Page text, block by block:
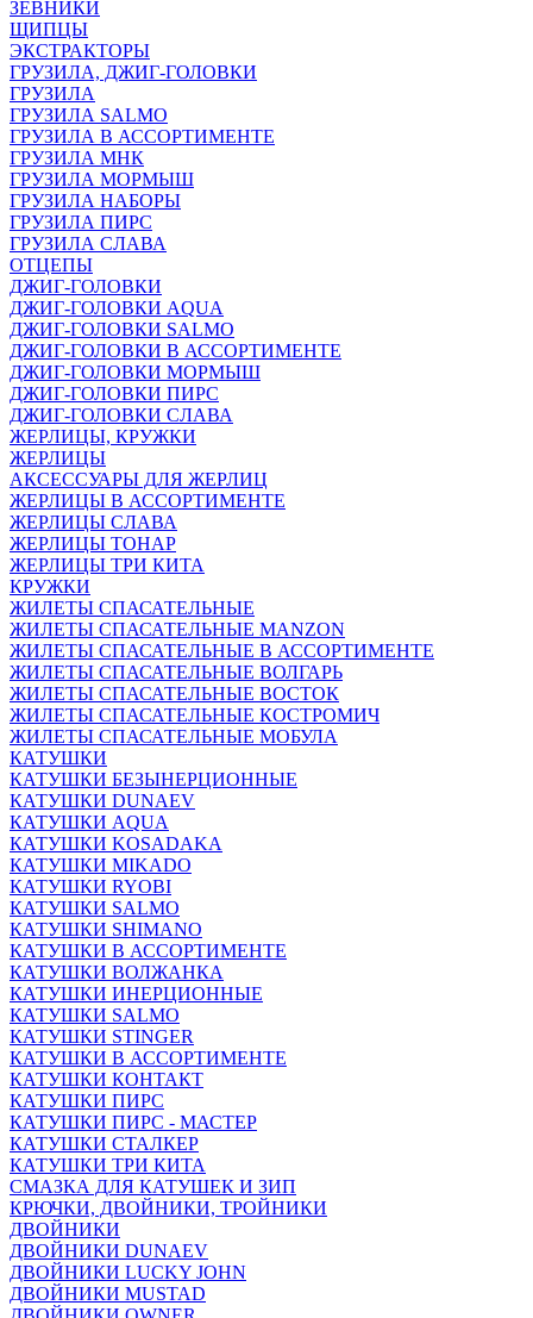
ЗЕВНИКИ
ЩИПЦЫ
ЭКСТРАКТОРЫ
ГРУЗИЛА, ДЖИГ-ГОЛОВКИ
ГРУЗИЛА
ГРУЗИЛА SALMO
ГРУЗИЛА В АССОРТИМЕНТЕ
ГРУЗИЛА МНК
ГРУЗИЛА МОРМЫШ
ГРУЗИЛА НАБОРЫ
ГРУЗИЛА ПИРС
ГРУЗИЛА СЛАВА
ОТЦЕПЫ
ДЖИГ-ГОЛОВКИ
ДЖИГ-ГОЛОВКИ AQUA
ДЖИГ-ГОЛОВКИ SALMO
ДЖИГ-ГОЛОВКИ В АССОРТИМЕНТЕ
ДЖИГ-ГОЛОВКИ МОРМЫШ
ДЖИГ-ГОЛОВКИ ПИРС
ДЖИГ-ГОЛОВКИ СЛАВА
ЖЕРЛИЦЫ, КРУЖКИ
ЖЕРЛИЦЫ
АКСЕССУАРЫ ДЛЯ ЖЕРЛИЦ
ЖЕРЛИЦЫ В АССОРТИМЕНТЕ
ЖЕРЛИЦЫ СЛАВА
ЖЕРЛИЦЫ ТОНАР
ЖЕРЛИЦЫ ТРИ КИТА
КРУЖКИ
ЖИЛЕТЫ СПАСАТЕЛЬНЫЕ
ЖИЛЕТЫ СПАСАТЕЛЬНЫЕ MANZON
ЖИЛЕТЫ СПАСАТЕЛЬНЫЕ В АССОРТИМЕНТЕ
ЖИЛЕТЫ СПАСАТЕЛЬНЫЕ ВОЛГАРЬ
ЖИЛЕТЫ СПАСАТЕЛЬНЫЕ ВОСТОК
ЖИЛЕТЫ СПАСАТЕЛЬНЫЕ КОСТРОМИЧ
ЖИЛЕТЫ СПАСАТЕЛЬНЫЕ МОБУЛА
КАТУШКИ
КАТУШКИ БЕЗЫНЕРЦИОННЫЕ
КАТУШКИ DUNAEV
КАТУШКИ AQUA
КАТУШКИ KOSADAKA
КАТУШКИ MIKADO
КАТУШКИ RYOBI
КАТУШКИ SALMO
КАТУШКИ SHIMANO
КАТУШКИ В АССОРТИМЕНТЕ
КАТУШКИ ВОЛЖАНКА
КАТУШКИ ИНЕРЦИОННЫЕ
КАТУШКИ SALMO
КАТУШКИ STINGER
КАТУШКИ В АССОРТИМЕНТЕ
КАТУШКИ КОНТАКТ
КАТУШКИ ПИРС
КАТУШКИ ПИРС - МАСТЕР
КАТУШКИ СТАЛКЕР
КАТУШКИ ТРИ КИТА
СМАЗКА ДЛЯ КАТУШЕК И ЗИП
КРЮЧКИ, ДВОЙНИКИ, ТРОЙНИКИ
ДВОЙНИКИ
ДВОЙНИКИ DUNAEV
ДВОЙНИКИ LUCKY JOHN
ДВОЙНИКИ MUSTAD